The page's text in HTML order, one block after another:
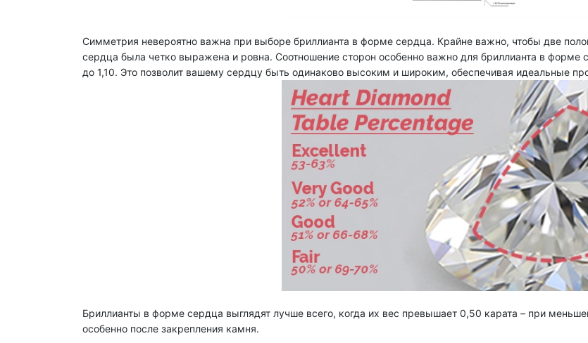
Симметрия невероятно важна при выборе бриллианта в форме сердца. Крайне важно, чтобы две
сердца была четко выражена и ровна. Соотношение сторон особенно важно для бриллианта в форме
до 1,10. Это позволит вашему сердцу быть одинаково высоким и широким, обеспечивая идеальные
Бриллианты в форме сердца выглядят лучше всего, когда их вес превышает 0,50 карата – при
особенно после закрепления камня.